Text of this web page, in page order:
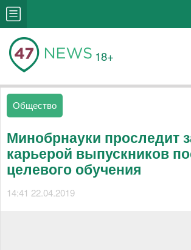
18+
Общество
Минобрнауки проследит
карьерой выпускников
целевого обучения
14:41 22.04.2019